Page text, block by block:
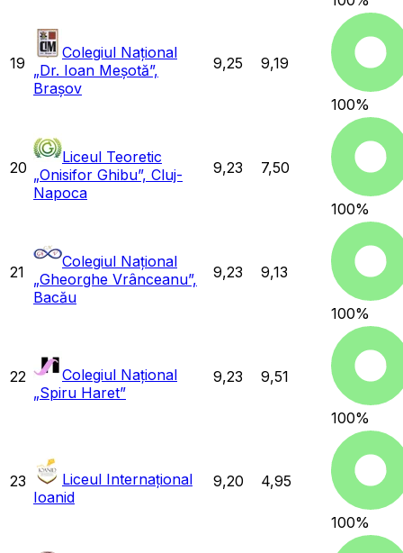
19
Colegiul Național
„Dr. Ioan Meșotă”,
Brașov
9,25 9,19
100%
20
Liceul Teoretic
„Onisifor Ghibu”, Cluj-
Napoca
9,23 7,50
100%
21
Colegiul Național
„Gheorghe Vrânceanu”,
Bacău
9,23 9,13
100%
22
Colegiul Național
„Spiru Haret”
9,23 9,51
100%
23
Liceul Internațional
Ioanid
9,20 4,95
100%